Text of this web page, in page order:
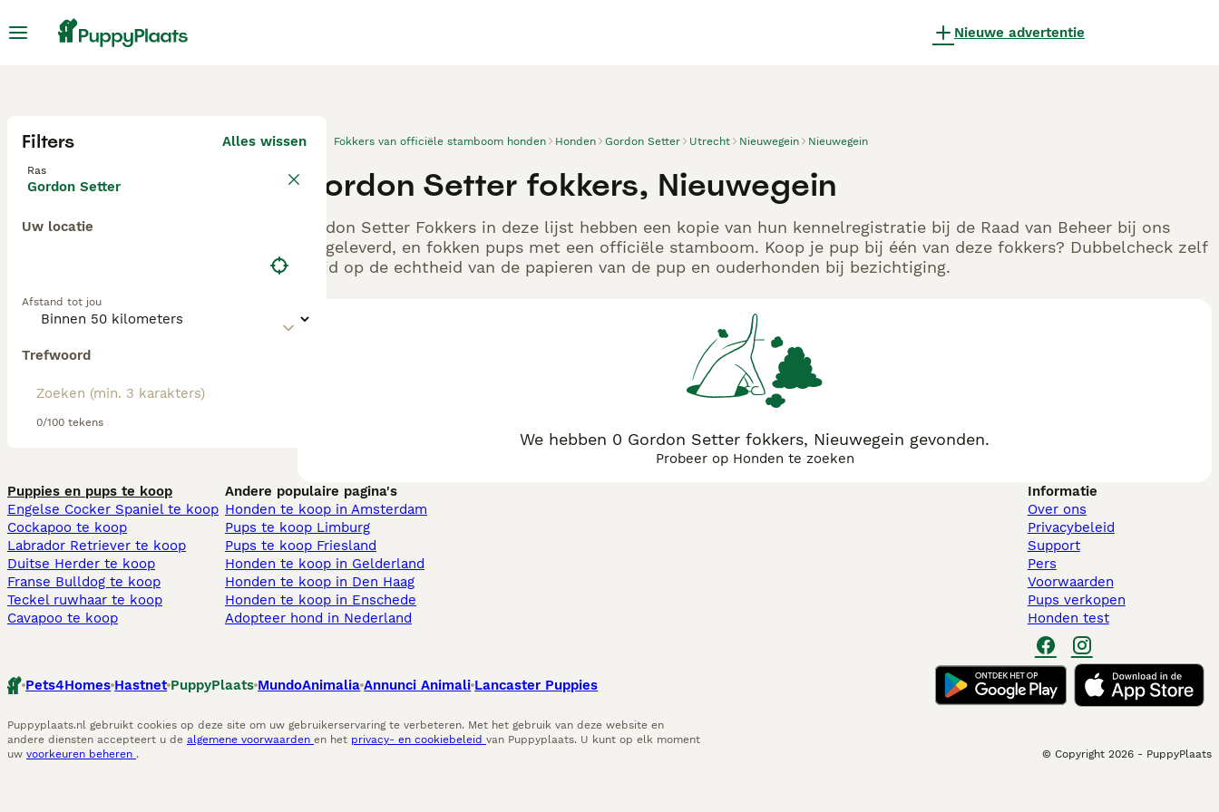
Nieuwe advertentie
Filters Alles wissen
Ras
Gordon Setter
Uw locatie
Afstand tot jou
Trefwoord
0/100 tekens
Fokkers van officiële stamboom honden Honden Gordon Setter Utrecht Nieuwegein Nieuwegein
Gordon Setter fokkers, Nieuwegein
Gordon Setter Fokkers in deze lijst hebben een kopie van hun kennelregistratie bij de Raad van Beheer bij ons
aangeleverd, en fokken pups met een officiële stamboom. Koop je pup bij één van deze fokkers? Dubbelcheck zelf
altijd op de echtheid van de papieren van de pup en ouderhonden bij bezichtiging.
We hebben 0 Gordon Setter fokkers, Nieuwegein gevonden.
Probeer op Honden te zoeken
Puppies en pups te koop
Engelse Cocker Spaniel te koop
Cockapoo te koop
Labrador Retriever te koop
Duitse Herder te koop
Franse Bulldog te koop
Teckel ruwhaar te koop
Cavapoo te koop
Andere populaire pagina's
Honden te koop in Amsterdam
Pups te koop Limburg​
Pups te koop Friesland​
Honden te koop in Gelderland
Honden te koop in Den Haag
Honden te koop in Enschede
Adopteer hond in Nederland
Informatie
Over ons
Privacybeleid
Support
Pers
Voorwaarden
Pups verkopen
Honden test
Pets4Homes Hastnet PuppyPlaats MundoAnimalia Annunci Animali Lancaster Puppies
Puppyplaats.nl gebruikt cookies op deze site om uw gebruikerservaring te verbeteren. Met het gebruik van deze website en
andere diensten accepteert u de algemene voorwaarden en het privacy- en cookiebeleid van Puppyplaats. U kunt op elk moment
uw voorkeuren beheren . © Copyright 2026 - PuppyPlaats